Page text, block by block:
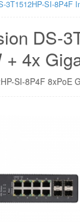
3T1512HP-SI-8P4F
DS-
+ 4x
SI-8P4F 8xPoE